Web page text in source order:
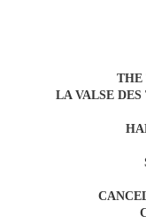
THE
LA VALSE